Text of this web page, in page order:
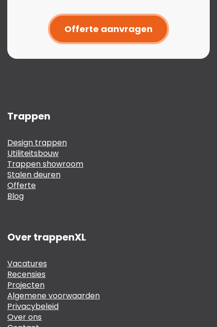
Offerte aanvragen
Trappen
Design trappen
Utiliteitsbouw
Trappen showroom
Stalen deuren
Offerte
Blog
Over trappenXL
Vacatures
Recensies
Projecten
Algemene voorwaarden
Privacybeleid
Over ons